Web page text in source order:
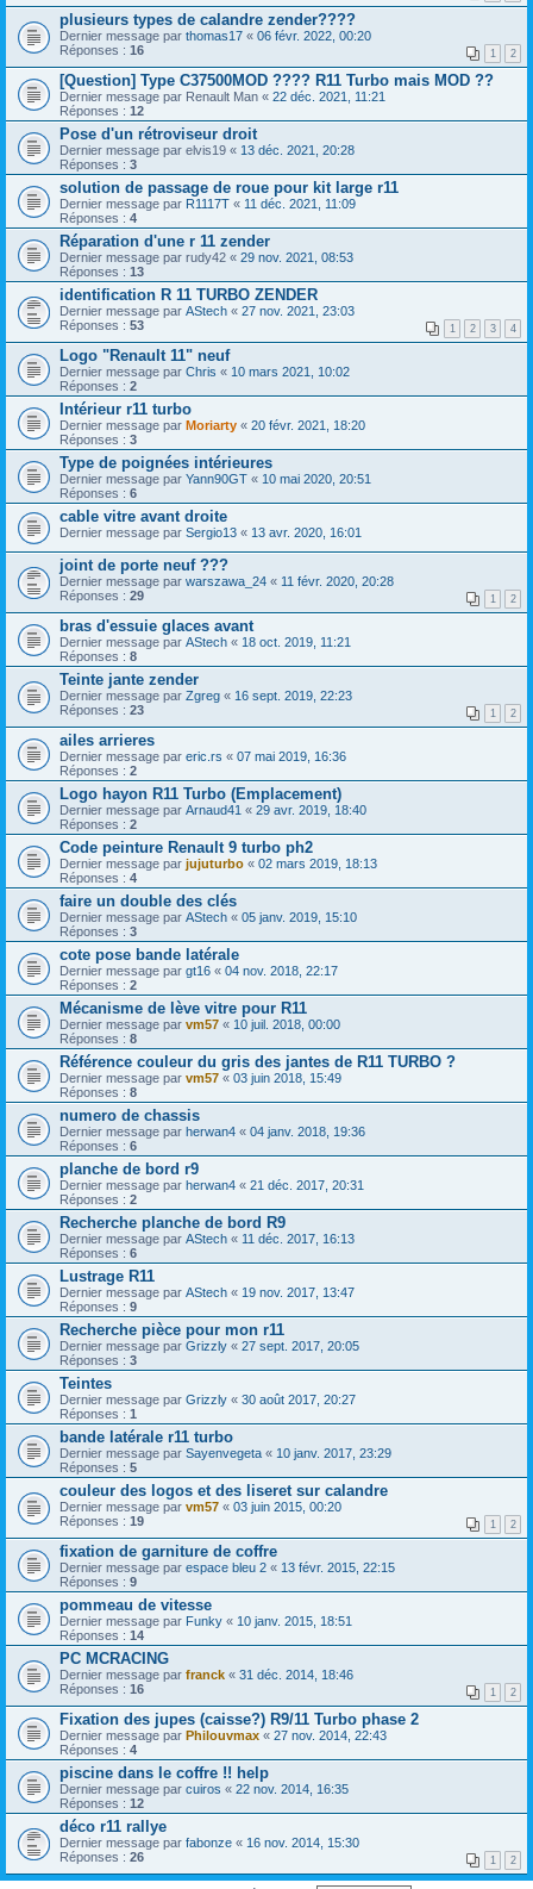
plusieurs types de calandre zender????
Dernier message par thomas17 « 06 févr. 2022, 00:20
Réponses : 16 1 2
[Question] Type C37500MOD ???? R11 Turbo mais MOD ??
Dernier message par Renault Man « 22 déc. 2021, 11:21
Réponses : 12
Pose d'un rétroviseur droit
Dernier message par elvis19 « 13 déc. 2021, 20:28
Réponses : 3
solution de passage de roue pour kit large r11
Dernier message par R1117T « 11 déc. 2021, 11:09
Réponses : 4
Réparation d'une r 11 zender
Dernier message par rudy42 « 29 nov. 2021, 08:53
Réponses : 13
identification R 11 TURBO ZENDER
Dernier message par AStech « 27 nov. 2021, 23:03
Réponses : 53 1 2 3 4
Logo "Renault 11" neuf
Dernier message par Chris « 10 mars 2021, 10:02
Réponses : 2
Intérieur r11 turbo
Dernier message par Moriarty « 20 févr. 2021, 18:20
Réponses : 3
Type de poignées intérieures
Dernier message par Yann90GT « 10 mai 2020, 20:51
Réponses : 6
cable vitre avant droite
Dernier message par Sergio13 « 13 avr. 2020, 16:01
joint de porte neuf ???
Dernier message par warszawa_24 « 11 févr. 2020, 20:28
Réponses : 29 1 2
bras d'essuie glaces avant
Dernier message par AStech « 18 oct. 2019, 11:21
Réponses : 8
Teinte jante zender
Dernier message par Zgreg « 16 sept. 2019, 22:23
Réponses : 23 1 2
ailes arrieres
Dernier message par eric.rs « 07 mai 2019, 16:36
Réponses : 2
Logo hayon R11 Turbo (Emplacement)
Dernier message par Arnaud41 « 29 avr. 2019, 18:40
Réponses : 2
Code peinture Renault 9 turbo ph2
Dernier message par jujuturbo « 02 mars 2019, 18:13
Réponses : 4
faire un double des clés
Dernier message par AStech « 05 janv. 2019, 15:10
Réponses : 3
cote pose bande latérale
Dernier message par gt16 « 04 nov. 2018, 22:17
Réponses : 2
Mécanisme de lève vitre pour R11
Dernier message par vm57 « 10 juil. 2018, 00:00
Réponses : 8
Référence couleur du gris des jantes de R11 TURBO ?
Dernier message par vm57 « 03 juin 2018, 15:49
Réponses : 8
numero de chassis
Dernier message par herwan4 « 04 janv. 2018, 19:36
Réponses : 6
planche de bord r9
Dernier message par herwan4 « 21 déc. 2017, 20:31
Réponses : 2
Recherche planche de bord R9
Dernier message par AStech « 11 déc. 2017, 16:13
Réponses : 6
Lustrage R11
Dernier message par AStech « 19 nov. 2017, 13:47
Réponses : 9
Recherche pièce pour mon r11
Dernier message par Grizzly « 27 sept. 2017, 20:05
Réponses : 3
Teintes
Dernier message par Grizzly « 30 août 2017, 20:27
Réponses : 1
bande latérale r11 turbo
Dernier message par Sayenvegeta « 10 janv. 2017, 23:29
Réponses : 5
couleur des logos et des liseret sur calandre
Dernier message par vm57 « 03 juin 2015, 00:20
Réponses : 19 1 2
fixation de garniture de coffre
Dernier message par espace bleu 2 « 13 févr. 2015, 22:15
Réponses : 9
pommeau de vitesse
Dernier message par Funky « 10 janv. 2015, 18:51
Réponses : 14
PC MCRACING
Dernier message par franck « 31 déc. 2014, 18:46
Réponses : 16 1 2
Fixation des jupes (caisse?) R9/11 Turbo phase 2
Dernier message par Philouvmax « 27 nov. 2014, 22:43
Réponses : 4
piscine dans le coffre !! help
Dernier message par cuiros « 22 nov. 2014, 16:35
Réponses : 12
déco r11 rallye
Dernier message par fabonze « 16 nov. 2014, 15:30
Réponses : 26 1 2